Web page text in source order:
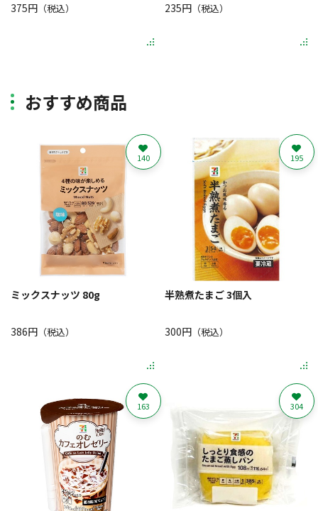
375円 （税込） 235円（税込）
おすすめ商品
ミックスナッツ 80g
386円 （税込）
140
半熟煮たまご 3個入
300円（税込）
195
163 304